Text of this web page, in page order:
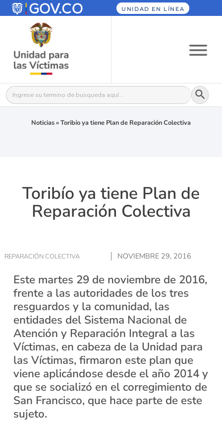
UNIDAD EN LÍNEA
Buscar: Botón
Noticias»Toribío ya tiene Plan de Reparación Colectiva
Toribío ya tiene Plan de
Reparación Colectiva
REPARACIÓN COLECTIVA NOVIEMBRE 29, 2016
Este martes 29 de noviembre de 2016,
frente a las autoridades de los tres
resguardos y la comunidad, las
entidades del Sistema Nacional de
Atención y Reparación Integral a las
Víctimas, en cabeza de la Unidad para
las Víctimas, firmaron este plan que
viene aplicándose desde el año 2014 y
que se socializó en el corregimiento de
San Francisco, que hace parte de este
sujeto.